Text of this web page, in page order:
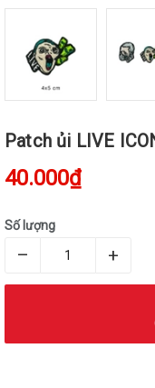
Patch ủi LIVE
40.000₫
Số lượng
– +